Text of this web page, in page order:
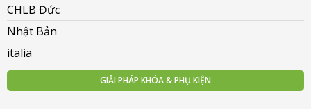
CHLB Đức
Nhật Bản
italia
GIẢI PHÁP KHÓA & PHỤ KIỆN